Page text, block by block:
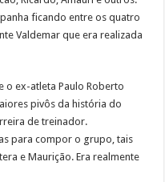
ficando entre os quatro
Valdemar que era realizada
o ex-atleta Paulo Roberto
pivôs da história do
de treinador.
para compor o grupo, tais
e Maurição. Era realmente